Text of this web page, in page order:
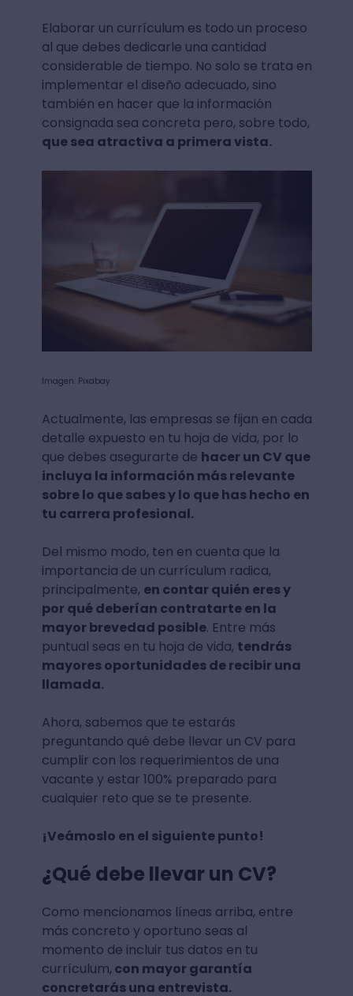
Elaborar un currículum es todo un proceso
al que debes dedicarle una cantidad
considerable de tiempo. No solo se trata en
implementar el diseño adecuado, sino
también en hacer que la información
consignada sea concreta pero, sobre todo,
que sea atractiva a primera vista.
Imagen: Pixabay
Actualmente, las empresas se fijan en cada
detalle expuesto en tu hoja de vida, por lo
que debes asegurarte de hacer un CV que
incluya la información más relevante
sobre lo que sabes y lo que has hecho en
tu carrera profesional.
Del mismo modo, ten en cuenta que la
importancia de un currículum radica,
principalmente, en contar quién eres y
por qué deberían contratarte en la
mayor brevedad posible. Entre más
puntual seas en tu hoja de vida, tendrás
mayores oportunidades de recibir una
llamada.
Ahora, sabemos que te estarás
preguntando qué debe llevar un CV para
cumplir con los requerimientos de una
vacante y estar 100% preparado para
cualquier reto que se te presente.
¡Veámoslo en el siguiente punto!
¿Qué debe llevar un CV?
Como mencionamos líneas arriba, entre
más concreto y oportuno seas al
momento de incluir tus datos en tu
currículum, con mayor garantía
concretarás una entrevista.